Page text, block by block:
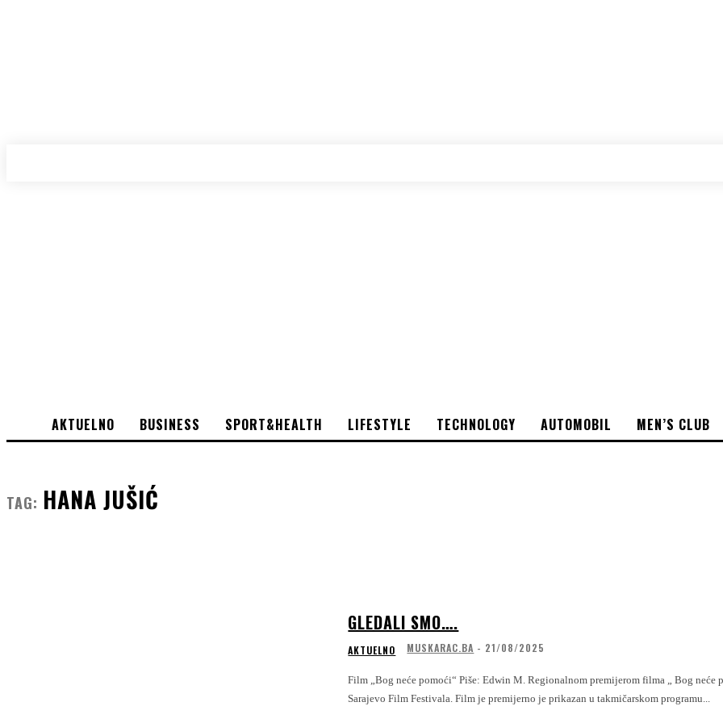
AKTUELNO BUSINESS SPORT&HEALTH LIFESTYLE TECHNOLOGY AUTOMOBIL MEN’S CLUB
TAG: HANA JUŠIĆ
GLEDALI SMO….
AKTUELNO MUSKARAC.BA - 21/08/2025
Film „Bog neće pomoći“ Piše: Edwin M. Regionalnom premijerom filma „ Bog neće pomoći režiserke Hane Jušić, nastavio se Takmičarski program - igrani film 31.
Sarajevo Film Festivala. Film je premijerno je prikazan u takmičarskom programu...